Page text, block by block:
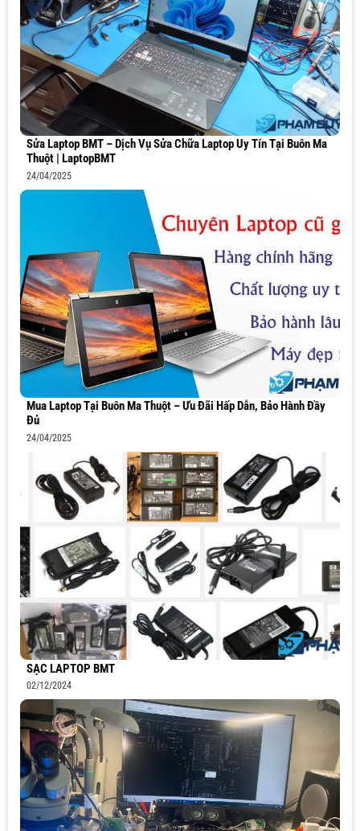
Sửa Laptop BMT – Dịch Vụ Sửa Chữa Laptop Uy Tín Tại Buôn Ma
Thuột | LaptopBMT
24/04/2025
Mua Laptop Tại Buôn Ma Thuột – Ưu Đãi Hấp Dẫn, Bảo Hành Đầy
Đủ
24/04/2025
SẠC LAPTOP BMT
02/12/2024